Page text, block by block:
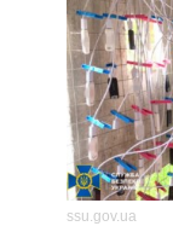
ssu.gov.ua